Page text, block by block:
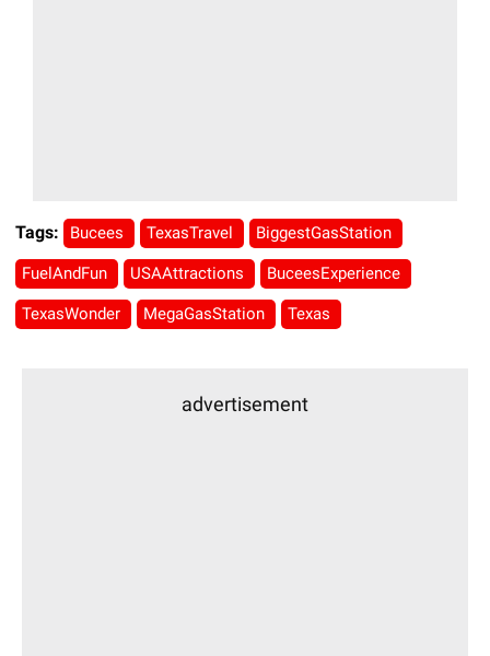
Tags: Bucees TexasTravel BiggestGasStation
FuelAndFun USAAttractions BuceesExperience
TexasWonder MegaGasStation Texas
advertisement